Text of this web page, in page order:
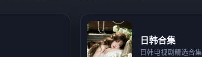
日韩合集
日韩电视剧精选合集